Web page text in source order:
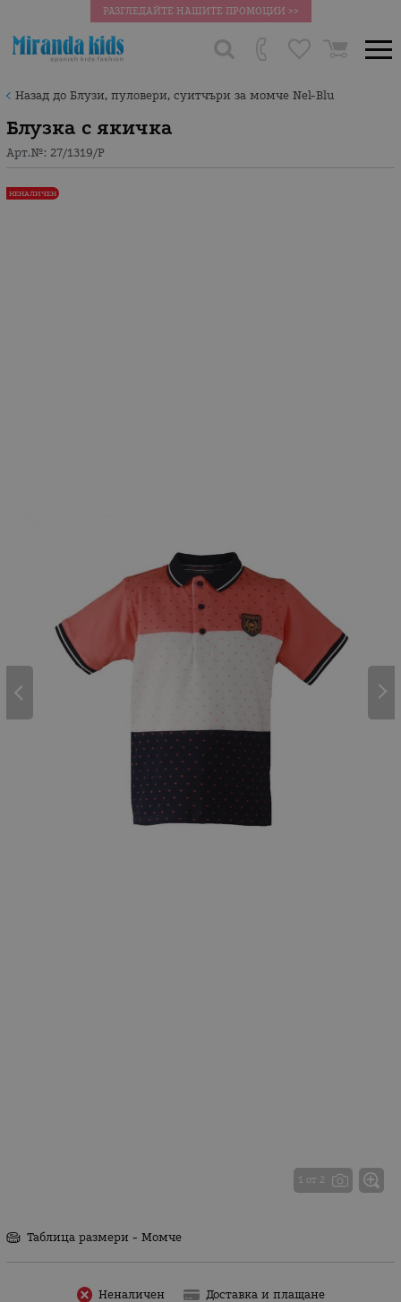
РАЗГЛЕДАЙТЕ НАШИТЕ ПРОМОЦИИ >>
Назад до Блузи, пуловери, суитчъри за момче Nel-Blu
Блузка с якичка
Арт.№: 27/1319/P
1 от 2
НЕНАЛИЧЕН
Таблица размери - Момче
Неналичен Доставка и плащане